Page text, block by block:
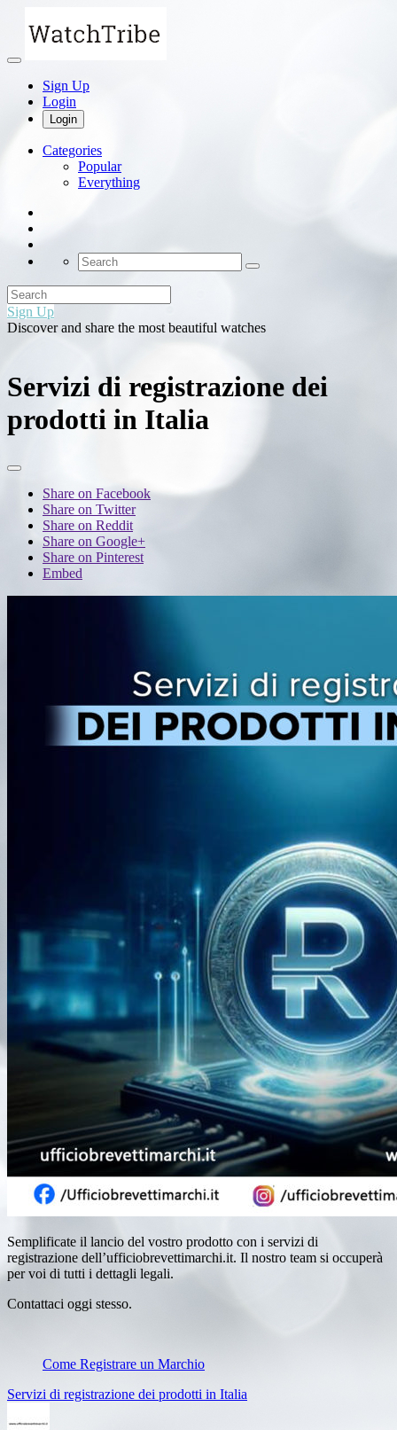
Sign Up
Login
Login
Categories
Popular
Everything
Sign Up
Discover and share the most beautiful watches
Servizi di registrazione dei
prodotti in Italia
Share on Facebook
Share on Twitter
Share on Reddit
Share on Google+
Share on Pinterest
Embed
Semplificate il lancio del vostro prodotto con i servizi di
registrazione dell’ufficiobrevettimarchi.it. Il nostro team si occuperà
per voi di tutti i dettagli legali.
Contattaci oggi stesso.
Come Registrare un Marchio
Servizi di registrazione dei prodotti in Italia